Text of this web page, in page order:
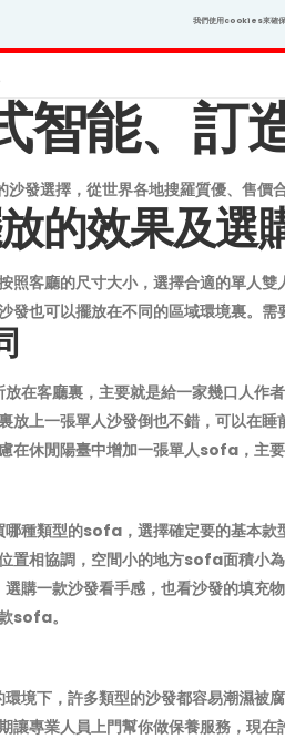
我們使用cookies來確保
智能、
選擇，從世界各地搜羅質優、售價
的效果及選
照客廳的尺寸大小，選擇合適的單
發也可以擺放在不同的區域環境裏。
在客廳裏，主要就是給一家幾口人
放上一張單人沙發倒也不錯，可以在
在休閒陽臺中增加一張單人sofa，主
種類型的sofa，選擇確定要的基本
置相協調，空間小的地方sofa面積
購一款沙發看手感，也看沙發的填
sofa。
境下，許多類型的沙發都容易潮濕
專業人員上門幫你做保養服務，現在